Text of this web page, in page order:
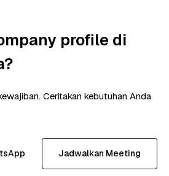
profile di
Ceritakan kebutuhan Anda
Jadwalkan Meeting